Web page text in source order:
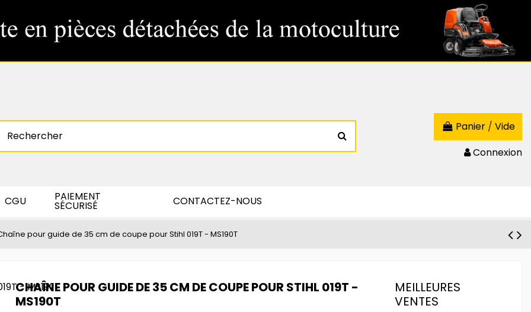
Panier / Vide
Connexion
CGU PAIEMENT
SÉCURISÉ CONTACTEZ-NOUS
pour guide de 35 cm de coupe pour Stihl 019T - MS190T
CHAÎNE POUR GUIDE DE 35 CM DE COUPE POUR STIHL 019T -
MS190T
MEILLEURES
VENTES